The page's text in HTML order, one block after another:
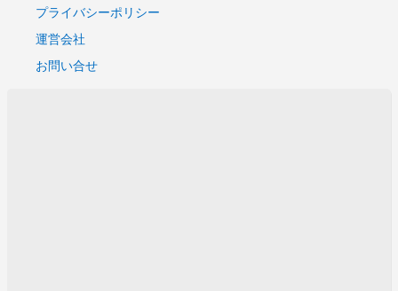
プライバシーポリシー
運営会社
お問い合せ